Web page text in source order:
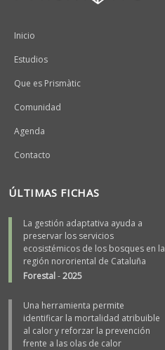
Peu
Inicio
Estudios
Que es Prismàtic
Comunidad
Agenda
Contacto
ÚLTIMAS FICHAS
La gestión adaptativa ayuda a
preservar los servicios
ecosistémicos de los bosques en la
región nororiental de Cataluña
Forestal-2025
Una herramienta permite
identificar la mortalidad atribuible
al calor y reforzar la prevención
frente a las olas de calor